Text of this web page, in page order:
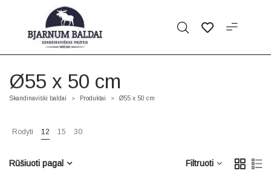
Ø55 x 50 cm
Skandinaviški baldai > Produktai > Ø55 x 50 cm
Rodyti 12 15 30
Filtruoti
Rūšiuoti pagal